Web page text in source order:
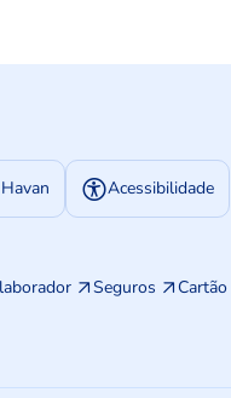
Acessibilidade
Seguros